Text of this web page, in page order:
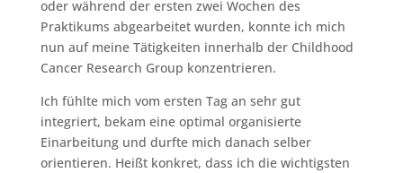
oder während der ersten zwei Wochen des
Praktikums abgearbeitet wurden, konnte ich mich
nun auf meine Tätigkeiten innerhalb der Childhood
Cancer Research Group konzentrieren.
Ich fühlte mich vom ersten Tag an sehr gut
integriert, bekam eine optimal organisierte
Einarbeitung und durfte mich danach selber
orientieren. Heißt konkret, dass ich die wichtigsten